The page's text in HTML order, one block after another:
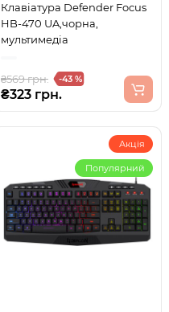
Клавіатура Defender Focus
HB-470 UA,чорна,
мультимедіа
₴569 грн. -43 %
₴323 грн.
Акція
Популярний